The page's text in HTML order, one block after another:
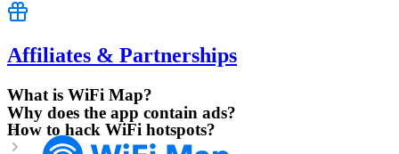
Affiliates & Partnerships
What is WiFi Map?
Why does the app contain ads?
How to hack WiFi hotspots?